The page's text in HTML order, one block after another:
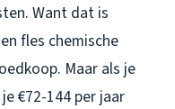
Want dat is
fles chemische
Maar als je
€72-144 per jaar